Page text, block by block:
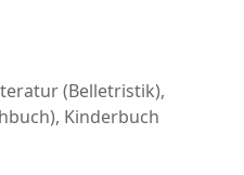
(Belletristik),
Kinderbuch